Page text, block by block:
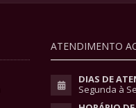
ATENDIMENTO
DIAS DE
Segunda à